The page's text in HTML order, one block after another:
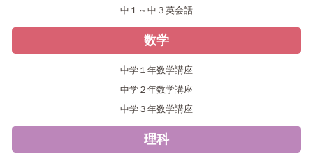
中１～中３英会話
数学
中学１年数学講座
中学２年数学講座
中学３年数学講座
理科